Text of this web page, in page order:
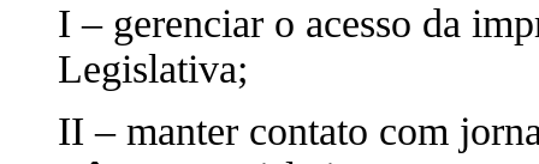
I – gerenciar o acesso da
Legislativa;
II – manter contato com